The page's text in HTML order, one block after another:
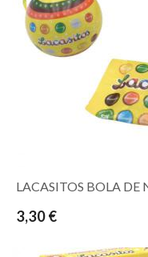
LACASITOS BOLA DE
3,30 €